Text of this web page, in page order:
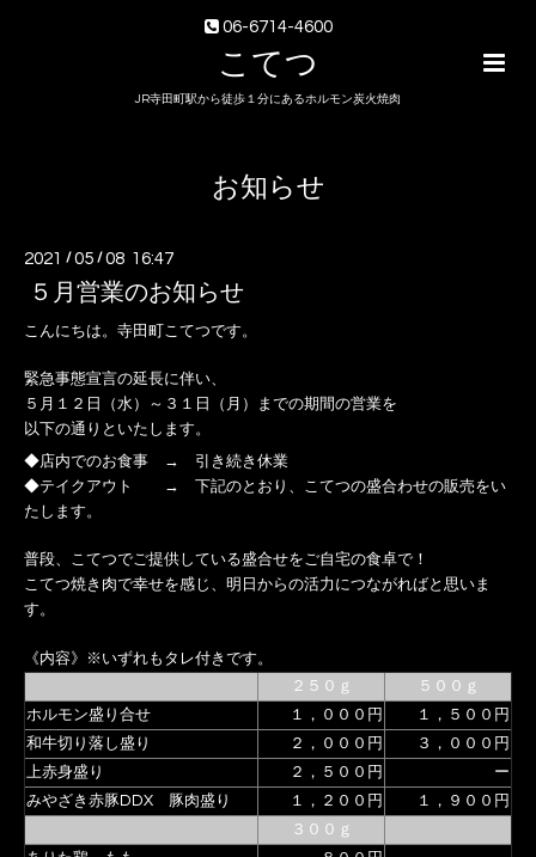
06-6714-4600
こてつ
JR寺田町駅から徒歩１分にあるホルモン炭火焼肉
お知らせ
2021 /05 /08 16:47
５月営業のお知らせ
こんにちは。寺田町こてつです。
緊急事態宣言の延長に伴い、
５月１２日（水）～３１日（月）までの期間の営業を
以下の通りといたします。
◆店内でのお食事 → 引き続き休業
◆テイクアウト → 下記のとおり、こてつの盛合わせの販売をい
たします。
普段、こてつでご提供している盛合せをご自宅の食卓で！
こてつ焼き肉で幸せを感じ、明日からの活力につながればと思いま
す。
《内容》※いずれもタレ付きです。
２５０ｇ
５００ｇ
ホルモン盛り合せ
１，０００円
１，５００円
和牛切り落し盛り
２，０００円
３，０００円
上赤身盛り
２，５００円
ー
みやざき赤豚DDX 豚肉盛り
１，２００円
１，９００円
３００ｇ